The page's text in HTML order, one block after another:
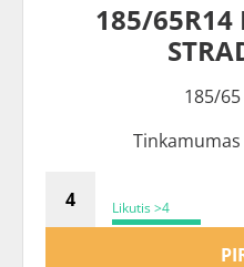
185/65R14
185/65
Likutis >4